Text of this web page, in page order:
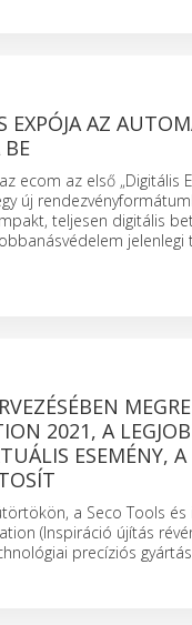
EXPÓJA AZ
ecom az első „Digitális
új
teljesen digitális
jelenlegi
2021, A
ESEMÉNY, A
a Seco Tools
(Inspiráció újítás
precíziós